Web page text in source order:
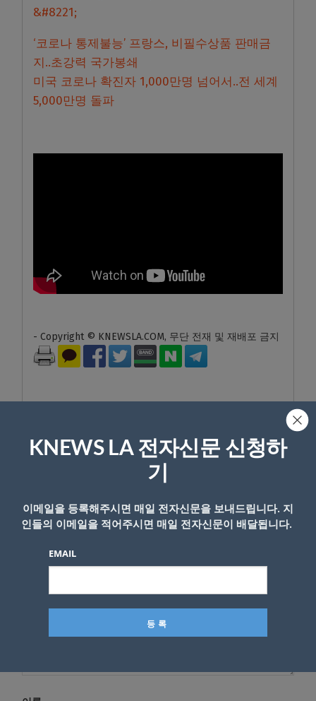
&#8221;
‘코로나 통제불능’ 프랑스, 비필수상품 판매금
지..초강력 국가봉쇄
미국 코로나 확진자 1,000만명 넘어서..전 세계
5,000만명 돌파
- Copyright © KNEWSLA.COM, 무단 전재 및 재배포 금지
답글 남기기
이메일 주소는 공개되지 않습니다.
댓글*
KNEWS LA 전자신문 신청하
기
이메일을 등록해주시면 매일 전자신문을 보내드립니다. 지
인들의 이메일을 적어주시면 매일 전자신문이 배달됩니다.
EMAIL